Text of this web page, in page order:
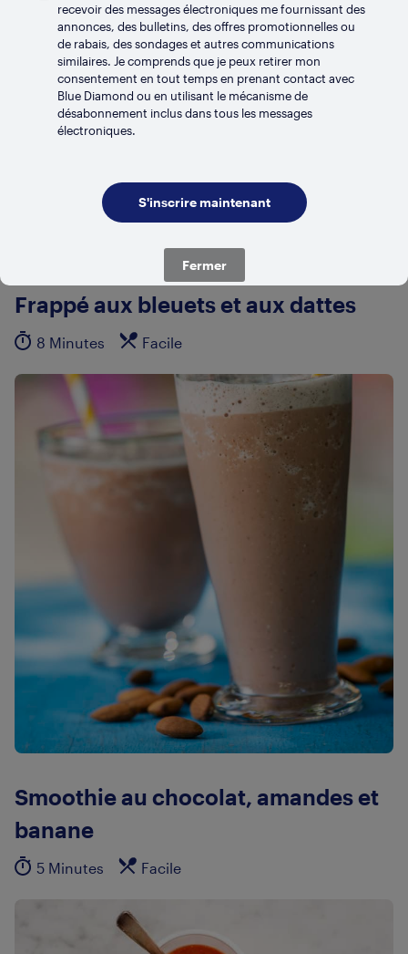
Frappé aux bleuets et aux dattes
8 Minutes Facile
Smoothie au chocolat, amandes et
banane
5 Minutes Facile
recevoir des messages électroniques me fournissant des
annonces, des bulletins, des offres promotionnelles ou
de rabais, des sondages et autres communications
similaires. Je comprends que je peux retirer mon
consentement en tout temps en prenant contact avec
Blue Diamond ou en utilisant le mécanisme de
désabonnement inclus dans tous les messages
électroniques.
Fermer